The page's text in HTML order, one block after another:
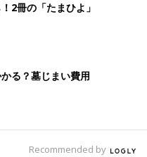
2冊の「たまひよ」
る？墓じまい費用
Recommended by